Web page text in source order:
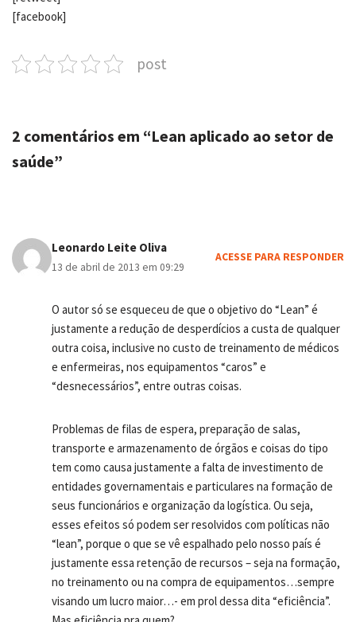
[facebook]
post
2 comentários em “Lean aplicado ao setor de
saúde”
Leonardo Leite Oliva
13 de abril de 2013 em 09:29
ACESSE PARA RESPONDER
O autor só se esqueceu de que o objetivo do “Lean” é
justamente a redução de desperdícios a custa de qualquer
outra coisa, inclusive no custo de treinamento de médicos
e enfermeiras, nos equipamentos “caros” e
“desnecessários”, entre outras coisas.
Problemas de filas de espera, preparação de salas,
transporte e armazenamento de órgãos e coisas do tipo
tem como causa justamente a falta de investimento de
entidades governamentais e particulares na formação de
seus funcionários e organização da logística. Ou seja,
esses efeitos só podem ser resolvidos com políticas não
“lean”, porque o que se vê espalhado pelo nosso país é
justamente essa retenção de recursos – seja na formação,
no treinamento ou na compra de equipamentos…sempre
visando um lucro maior…- em prol dessa dita “eficiência”.